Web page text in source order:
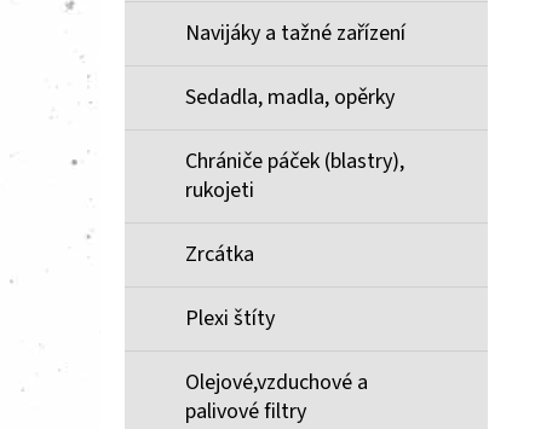
Navijáky a tažné zařízení
Sedadla, madla, opěrky
Chrániče páček (blastry),
rukojeti
Zrcátka
Plexi štíty
Olejové,vzduchové a
palivové filtry